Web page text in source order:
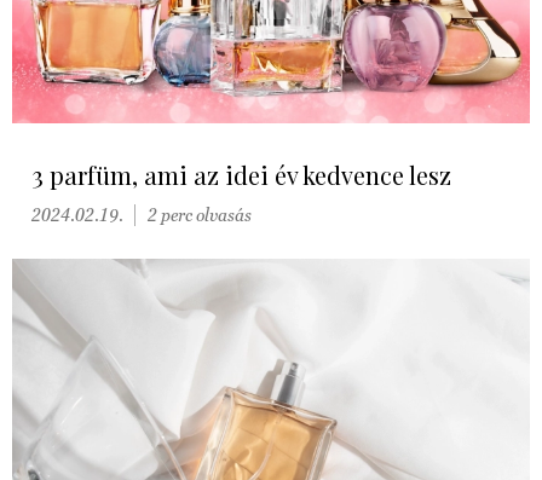
3 parfüm, ami az idei év kedvence lesz
2024.02.19. 2 perc olvasás